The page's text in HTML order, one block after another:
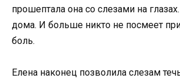
прошептала она со слезами на
дома. И больше никто не посмеет
боль.
Елена наконец позволила слезам